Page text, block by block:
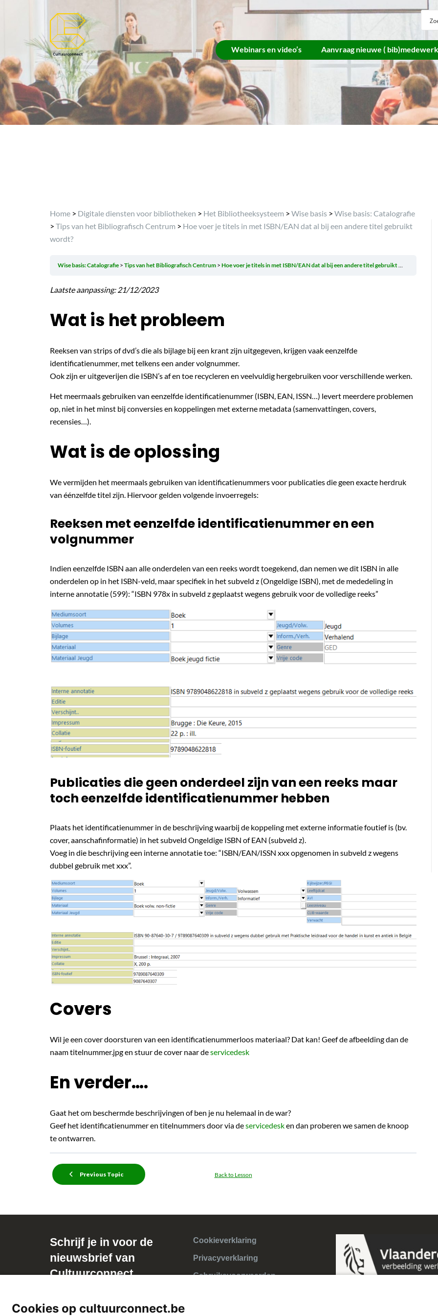
Webinars en video’s Aanvraag nieuwe (
Home > Digitale diensten voor bibliotheken > Het Bibliotheeksysteem > Wise basis > Wise basis: Catalografie
> Tips van het Bibliografisch Centrum > Hoe voer je titels in met ISBN/EAN dat al bij een andere titel gebruikt
wordt?
Wise basis: Catalografie Tips van het Bibliografisch Centrum Hoe voer je titels in met ISBN/EAN dat al bij een andere titel gebruikt wordt?
Laatste aanpassing: 21/12/2023
Wat is het probleem
Reeksen van strips of dvd’s die als bijlage bij een krant zijn uitgegeven, krijgen vaak eenzelfde
identificatienummer, met telkens een ander volgnummer.
Ook zijn er uitgeverijen die ISBN’s af en toe recycleren en veelvuldig hergebruiken voor verschillende werken.
Het meermaals gebruiken van eenzelfde identificatienummer (ISBN, EAN, ISSN…) levert meerdere problemen
op, niet in het minst bij conversies en koppelingen met externe metadata (samenvattingen, covers,
recensies…).
Wat is de oplossing
We vermijden het meermaals gebruiken van identificatienummers voor publicaties die geen exacte herdruk
van éénzelfde titel zijn. Hiervoor gelden volgende invoerregels:
Reeksen met eenzelfde identificatienummer en een
volgnummer
Indien eenzelfde ISBN aan alle onderdelen van een reeks wordt toegekend, dan nemen we dit ISBN in alle
onderdelen op in het ISBN-veld, maar specifiek in het subveld z (Ongeldige ISBN), met de mededeling in
interne annotatie (599): “ISBN 978x in subveld z geplaatst wegens gebruik voor de volledige reeks”
Publicaties die geen onderdeel zijn van een reeks maar
toch eenzelfde identificatienummer hebben
Plaats het identificatienummer in de beschrijving waarbij de koppeling met externe informatie foutief is (bv.
cover, aanschafinformatie) in het subveld Ongeldige ISBN of EAN (subveld z).
Voeg in die beschrijving een interne annotatie toe: “ISBN/EAN/ISSN xxx opgenomen in subveld z wegens
dubbel gebruik met xxx”.
Covers
Wil je een cover doorsturen van een identificatienummerloos materiaal? Dat kan! Geef de afbeelding dan de
naam titelnummer.jpg en stuur de cover naar deservicedesk
En verder….
Gaat het om beschermde beschrijvingen of ben je nu helemaal in de war?
Geef het identificatienummer en titelnummers door via deservicedesken dan proberen we samen de knoop
te ontwarren.
Previous Topic Back to Lesson
Schrijf je in voor de
nieuwsbrief van
Cultuurconnect
Cookieverklaring
Privacyverklaring
Gebruiksvoorwaarden
Cookies op cultuurconnect.be